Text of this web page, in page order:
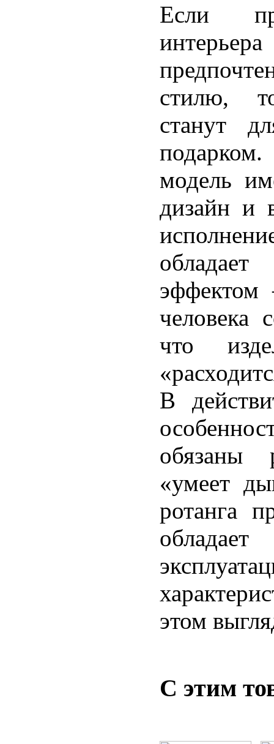
Если
стилю,
станут
модель
дизайн и
эффектом
человека
что
В
обязаны
«умеет
ротанга
этом
С этим